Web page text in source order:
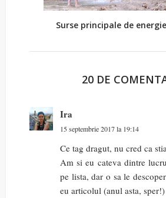
Surse principale de
20 DE
Ira
15 septembrie 2017 la 19:14
Ce tag dragut, nu cred ca
Am si eu cateva dintre
pe lista, dar o sa le
eu articolul (anul asta, sper!)